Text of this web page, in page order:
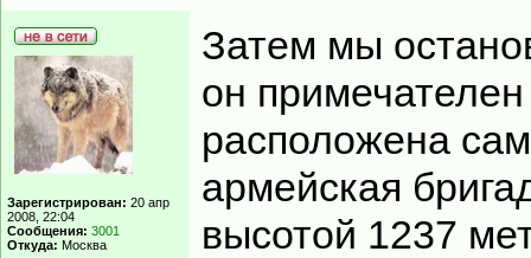
Зарегистрирован: 20 апр
2008, 22:04
Сообщения: 3001
Откуда: Москва
Затем мы
он
расположена
армейская
высотой 1237